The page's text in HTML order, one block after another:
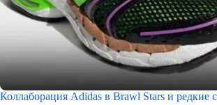
Коллаборация Adidas в Brawl Stars и редкие